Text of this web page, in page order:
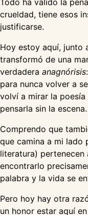
Todo ha valido la
crueldad, tiene esos
justificarse.
Hoy estoy aquí, junto
transformó de una
verdadera anagnórisis
para nunca volver a
volví a mirar la
pensarla sin la escena.
Comprendo que
que camina a mi lado
literatura) pertenecen
encontrarlo
palabra y la vida se
Pero hoy hay otra
un honor estar aquí